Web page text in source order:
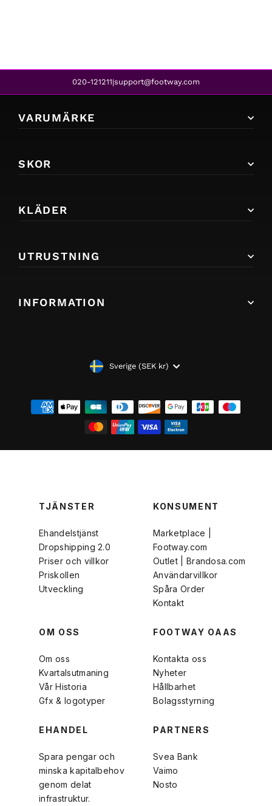
020-121211|support@footway.com
VARUMÄRKE
SKOR
KLÄDER
UTRUSTNING
INFORMATION
VALUTASverige (SEK kr)
TJÄNSTER
Ehandelstjänst
Dropshipping 2.0
Priser och villkor
Priskollen
Utveckling
KONSUMENT
Marketplace |
Footway.com
Outlet | Brandosa.com
Användarvillkor
Spåra Order
Kontakt
OM OSS
Om oss
Kvartalsutmaning
Vår Historia
Gfx & logotyper
FOOTWAY OAAS
Kontakta oss
Nyheter
Hållbarhet
Bolagsstyrning
EHANDEL
Spara pengar och
minska kapitalbehov
genom delat
infrastruktur.
PARTNERS
Svea Bank
Vaimo
Nosto